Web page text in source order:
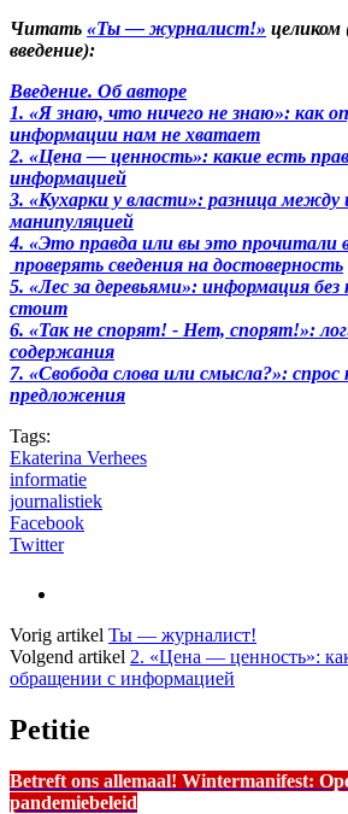
Читать «Ты — журналист!» целиком
введение):
Введение. Об авторе
1. «Я знаю, что ничего не знаю»: как
информации нам не хватает
2. «Цена — ценность»: какие есть
информацией
3. «Кухарки у власти»: разница
манипуляцией
4. «Это правда или вы это прочитали
проверять сведения на достоверность
5. «Лес за деревьями»: информация без
стоит
6. «Так не спорят! - Нет, спорят!»:
содержания
7. «Свобода слова или смысла?»:
предложения
Tags:
Ekaterina Verhees
informatie
journalistiek
Facebook
Twitter
Vorig artikel Ты — журналист!
Volgend artikel 2. «Цена — ценность»:
обращении с информацией
Petitie
Betreft ons allemaal! Wintermanifest:
pandemiebeleid